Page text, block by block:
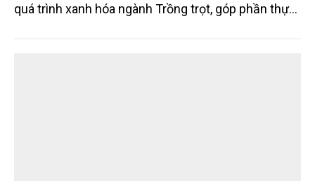
quá trình xanh hóa ngành Trồng trọt, góp phần thực
đồng thời mở ra cơ hội hình thành thị trường sản